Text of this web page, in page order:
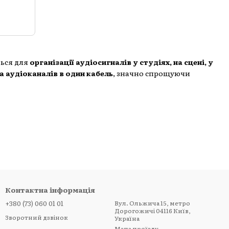
для організації аудіосигналів у студіях, на сцені, у
аудіоканалів в один кабель, значно спрощуючи
Контактна інформація
+380 (73) 060 01 01
Зворотний дзвінок
Вул. Ольжича 15, метро
Дорогожичі 04116 Київ,
Україна